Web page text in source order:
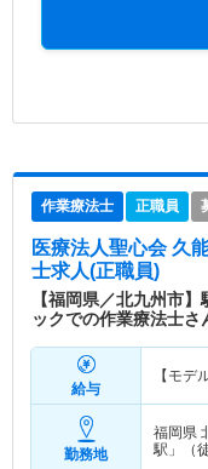
作業療法士 正職員
医療法人聖心会 久
士求人(正職員)
【福岡県／北九州市
ックでの作業療法士さ
給与
【モデ
勤務地
福岡県
駅」（